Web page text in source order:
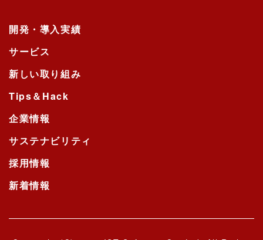
開発・導入実績
サービス
新しい取り組み
Tips＆Hack
企業情報
サステナビリティ
採用情報
新着情報